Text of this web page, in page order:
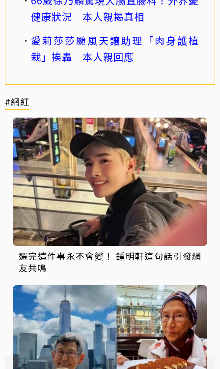
健康狀況 本人親揭真相
愛莉莎莎颱風天讓助理「肉身護植
栽」挨轟 本人親回應
#網紅
選完這件事永不會變！ 鍾明軒這句話引發網
友共鳴